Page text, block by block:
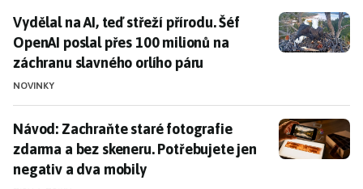
Vydělal na AI, teď střeží přírodu. Šéf OpenAI poslal
Vydělal na AI, teď střeží přírodu. Šéf
OpenAI poslal přes 100 milionů na
záchranu slavného orlího páru
NOVINKY
Návod: Zachraňte staré fotografie zdarma a bez
Návod: Zachraňte staré fotografie
zdarma a bez skeneru. Potřebujete jen
negativ a dva mobily